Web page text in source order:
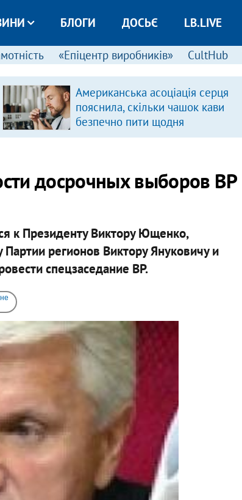
БЛОГИ ДОСЬЄ LB.LIVE
«Епіцентр виробників» CultHub
Американська асоціація серця
пояснила, скільки чашок кави
безпечно пити щодня
досрочных выборов ВР
к Президенту Виктору Ющенко,
регионов Виктору Януковичу и
спецзаседание ВР.